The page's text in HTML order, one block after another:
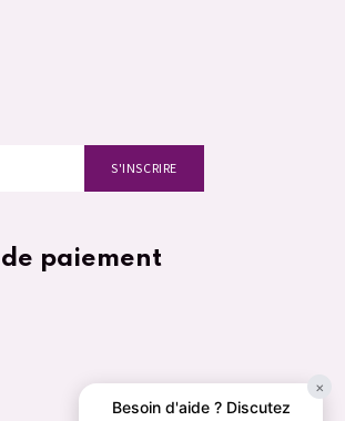
de paiement
S'INSCRIRE
×
Besoin d'aide ? Discutez